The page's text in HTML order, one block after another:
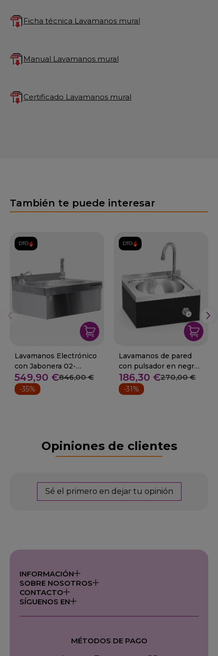
Ficha técnica Lavamanos mural
Manual Lavamanos mural
Certificado Lavamanos mural
También te puede interesar
DTO.
Lavamanos Electrónico
con Jabonera 02-
F0252201
549,90 €846,00 €
-35%
DTO.
Lavamanos de pared
con pulsador en negro
2 Aguas
186,30 €270,00 €
-31%
Opiniones de clientes
Sé el primero en dejar tu opinión
INFORMACIÓN
SOBRE NOSOTROS
CONTACTO
SÍGUENOS EN
MÉTODOS DE PAGO